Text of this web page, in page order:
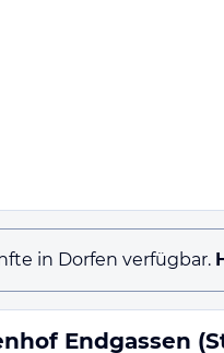
in Dorfen verfügbar.
Endgassen